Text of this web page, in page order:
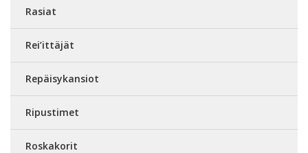
Rasiat
Rei’ittäjät
Repäisykansiot
Ripustimet
Roskakorit